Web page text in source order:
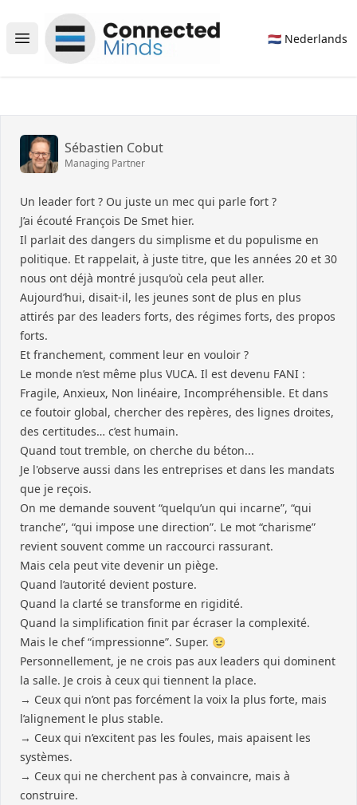
Open main menu
Connected Minds
🇳🇱 Nederlands
Sébastien Cobut
Managing Partner
Un leader fort ? Ou juste un mec qui parle fort ?
J’ai écouté François De Smet hier.
Il parlait des dangers du simplisme et du populisme en
politique. Et rappelait, à juste titre, que les années 20 et 30
nous ont déjà montré jusqu’où cela peut aller.
Aujourd’hui, disait-il, les jeunes sont de plus en plus
attirés par des leaders forts, des régimes forts, des propos
forts.
Et franchement, comment leur en vouloir ?
Le monde n’est même plus VUCA. Il est devenu FANI :
Fragile, Anxieux, Non linéaire, Incompréhensible. Et dans
ce foutoir global, chercher des repères, des lignes droites,
des certitudes… c’est humain.
Quand tout tremble, on cherche du béton...
Je l'observe aussi dans les entreprises et dans les mandats
que je reçois.
On me demande souvent “quelqu’un qui incarne”, “qui
tranche”, “qui impose une direction”. Le mot “charisme”
revient souvent comme un raccourci rassurant.
Mais cela peut vite devenir un piège.
Quand l’autorité devient posture.
Quand la clarté se transforme en rigidité.
Quand la simplification finit par écraser la complexité.
Mais le chef “impressionne”. Super. 😉
Personnellement, je ne crois pas aux leaders qui dominent
la salle. Je crois à ceux qui tiennent la place.
→ Ceux qui n’ont pas forcément la voix la plus forte, mais
l’alignement le plus stable.
→ Ceux qui n’excitent pas les foules, mais apaisent les
systèmes.
→ Ceux qui ne cherchent pas à convaincre, mais à
construire.